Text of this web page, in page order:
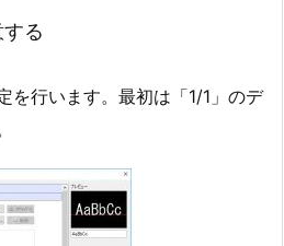
る
を行います。最初は「1/1」のデ